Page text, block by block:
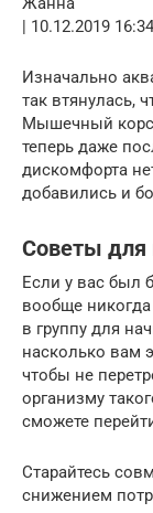
| 10.12.2019 16:34
Изначально
так втянулась,
Мышечный
теперь даже
дискомфорта
добавились и
Советы
Если у вас был
вообще
в группу для
насколько вам
чтобы не
организму
сможете
Старайтесь
снижением